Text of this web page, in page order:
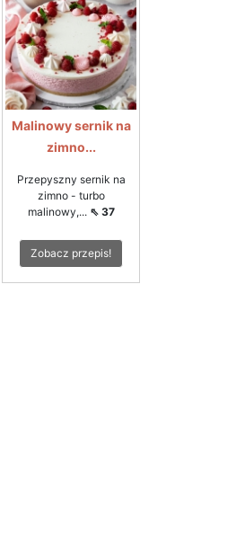
Malinowy sernik na
zimno...
Przepyszny sernik na
zimno - turbo
malinowy,... ⇖ 37
Zobacz przepis!